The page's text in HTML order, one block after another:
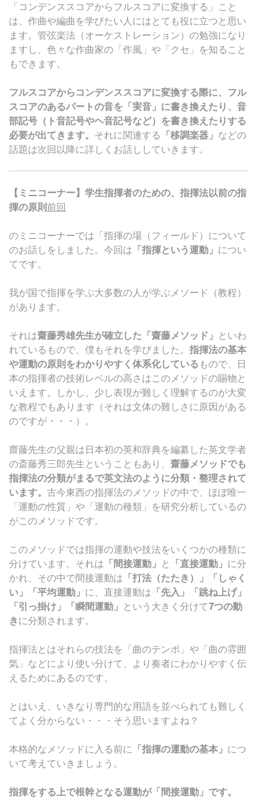
「コンデンススコアからフルスコアに変換する」こと
は、作曲や編曲を学びたい人にはとても役に立つと思い
ます。管弦楽法（オーケストレーション）の勉強になり
ますし、色々な作曲家の「作風」や「クセ」を知ること
もできます。
フルスコアからコンデンススコアに変換する際に、フル
スコアのあるパートの音を「実音」に書き換えたり、音
部記号（ト音記号やヘ音記号など）を書き換えたりする
必要が出てきます。 それに関連する 「移調楽器」 などの
話題は次回以降に詳しくお話ししていきます。
【ミニコーナー】学生指揮者のための、指揮法以前の指
揮の原則 前回
のミニコーナーでは「指揮の場（フィールド）について
のお話しをしました。今回は 「指揮という運動」 につい
てです。
我が国で指揮を学ぶ大多数の人が学ぶメソード（教程）
があります。
それは齋藤秀雄先生が確立した「齋藤メソッド」
といわ
れているもので、僕もそれを学びました。 指揮法の基本
や運動の原則をわかりやすく体系化している もので、日
本の指揮者の技術レベルの高さはこのメソッドの賜物と
いえます。しかし、少し表現が難しく理解するのが大変
な教程でもあります（それは文体の難しさに原因がある
のですが・・・）。
齋藤先生の父親は日本初の英和辞典を編纂した英文学者
の斎藤秀三郎先生ということもあり、 齋藤メソッドでも
指揮法の分類がまるで英文法のように分類・整理されて
います。 古今東西の指揮法のメソッドの中で、ほぼ唯一
「運動の性質」や「運動の種類」を研究分析しているの
がこのメソッドです。
このメソッドでは指揮の運動や技法をいくつかの種類に
分けています。それは 「間接運動」 と 「直接運動」 に分
かれ、その中で間接運動は 「打法（たたき）」「しゃく
い」「平均運動」 に、直接運動は 「先入」「跳ね上げ」
「引っ掛け」「瞬間運動」
という大きく分けて7つの動
き に分類されます。
指揮法とはそれらの技法を「曲のテンポ」や「曲の雰囲
気」などにより使い分けて、より奏者にわかりやすく伝
えるためにあるのです。
とはいえ、いきなり専門的な用語を並べられても難しく
てよく分からない・・・そう思いますよね？
本格的なメソッドに入る前に 「指揮の運動の基本」 につ
いて考えていきましょう。
指揮をする上で根幹となる運動が「間接運動」です。